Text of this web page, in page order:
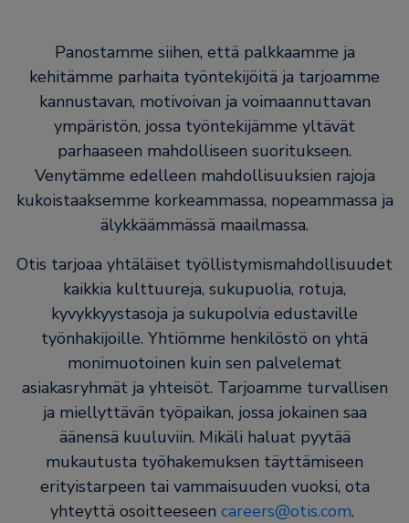
Panostamme siihen, että palkkaamme ja
kehitämme parhaita työntekijöitä ja tarjoamme
kannustavan, motivoivan ja voimaannuttavan
ympäristön, jossa työntekijämme yltävät
parhaaseen mahdolliseen suoritukseen.
Venytämme edelleen mahdollisuuksien rajoja
kukoistaaksemme korkeammassa, nopeammassa ja
älykkäämmässä maailmassa.
Otis tarjoaa yhtäläiset työllistymismahdollisuudet
kaikkia kulttuureja, sukupuolia, rotuja,
kyvykkyystasoja ja sukupolvia edustaville
työnhakijoille. Yhtiömme henkilöstö on yhtä
monimuotoinen kuin sen palvelemat
asiakasryhmät ja yhteisöt. Tarjoamme turvallisen
ja miellyttävän työpaikan, jossa jokainen saa
äänensä kuuluviin. Mikäli haluat pyytää
mukautusta työhakemuksen täyttämiseen
erityistarpeen tai vammaisuuden vuoksi, ota
yhteyttä osoitteeseen careers@otis.com.